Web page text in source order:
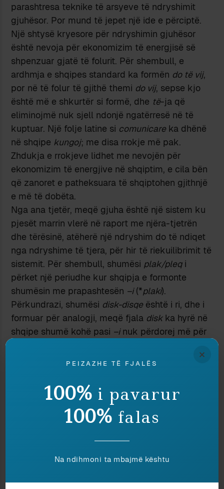
parashtresa teknike të arsyeve të ndryshimit
gjuhësor. Por mund të jepet një ide e përciptë.
Një shtysë kryesore për ndryshimin gjuhësor
është nevoja për ekonomizim të energjisë së
shpenzuar gjatë të folurit. Për shembull, e
ardhmja e shqipes standard ka formën do të vij,
por në të folur të gjithë themi do vij, sepse kjo
është më e shkurtër si formë, dhe të-ja që
eliminojmë nuk sjell ndonjë ngatërresë në të
kuptuar. Një folje latine si comunicare ka dhënë
në shqipe kungoj; me disa rrokje më pak.
Zhdukja e rrokjeve lidhet me nevojën për
ekonomizim të energjive në shqiptim, e cila bën
që zanoret e patheksuara të shqiptohen gjithnjë
e më të dobëta.
Nga ana tjetër, meqë gjuha është një sistem ku
pjesët marrin vlerë në raport me njëra-tjetrën
dhe tërësinë, atëherë një ndryshim do të ndiqet
nga ndryshime të tjera, për hir të riekuilibrimit të
sistemit. Për shembull, shumësi plak/pleqi
përket një periudhe kur shqipja e formonte
shumësin me prapashtesën –i(*plaki).
Përkundrazi, shumësi disk-disqe është i ri, dhe i
formuar për analogji, meqë fjala diskka hyrë në
shqipe shumë kohë pasi –inuk përdorej më për
miting/mitingje ; ndër shqiptarët e New York City
Një tjetër shkak themelor i ndryshimit gjuhësor
është kontakti mes gjuhëve dhe folësve të atyre
gjuhëve. Meqë shqiptarët dhe të parët e tyre
kanë qenë në kontakt të vazhdueshëm e shpesh
traumatizues me popuj të tjerë, kjo mund të
shumë modelit indoevropian.
Folësit e gjuhës nuk janë të vetëdijshëm për
×
PEIZAZHE TË FJALËS
100% i pavarur
100% falas
Na ndihmoni ta mbajmë kështu